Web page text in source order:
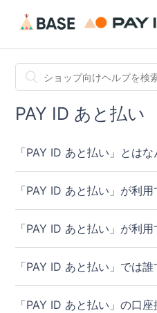
PAY ID あと払い
「PAY ID あと払い」とは
「PAY ID あと払い」が利
「PAY ID あと払い」が利
「PAY ID あと払い」では
「PAY ID あと払い」の口